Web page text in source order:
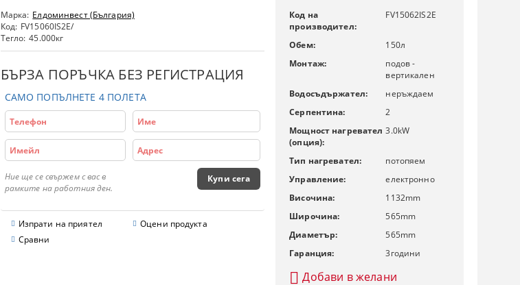
Марка: Елдоминвест (България)
Код: FV15060IS2E/
Тегло: 45.000кг
БЪРЗА ПОРЪЧКА БЕЗ РЕГИСТРАЦИЯ
САМО ПОПЪЛНЕТЕ 4 ПОЛЕТА
Ние ще се свържем с вас в
рамките на работния ден.
Изпрати на приятел
Оцени продукта
Сравни
Код на
производител:
FV15062IS2E
Обем: 150л
Монтаж:
подов -
вертикален
Водосъдържател:
неръждаем
Серпентина:
2
Мощност нагревател
(опция):
3.0kW
Тип нагревател:
потопяем
Управление:
електронно
Височина:
1132mm
Широчина:
565mm
Диаметър:
565mm
Гаранция:
3години
Добави в желани